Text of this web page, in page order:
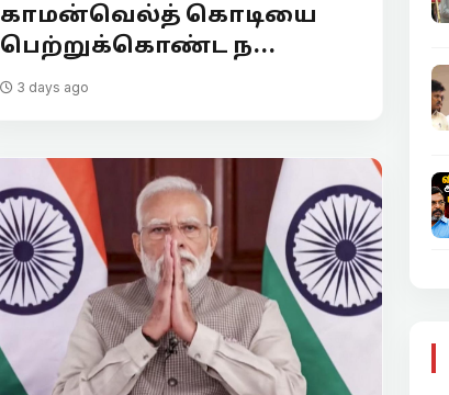
காமன்வெல்த் கொடியை
பெற்றுக்கொண்ட ந...
3 days ago